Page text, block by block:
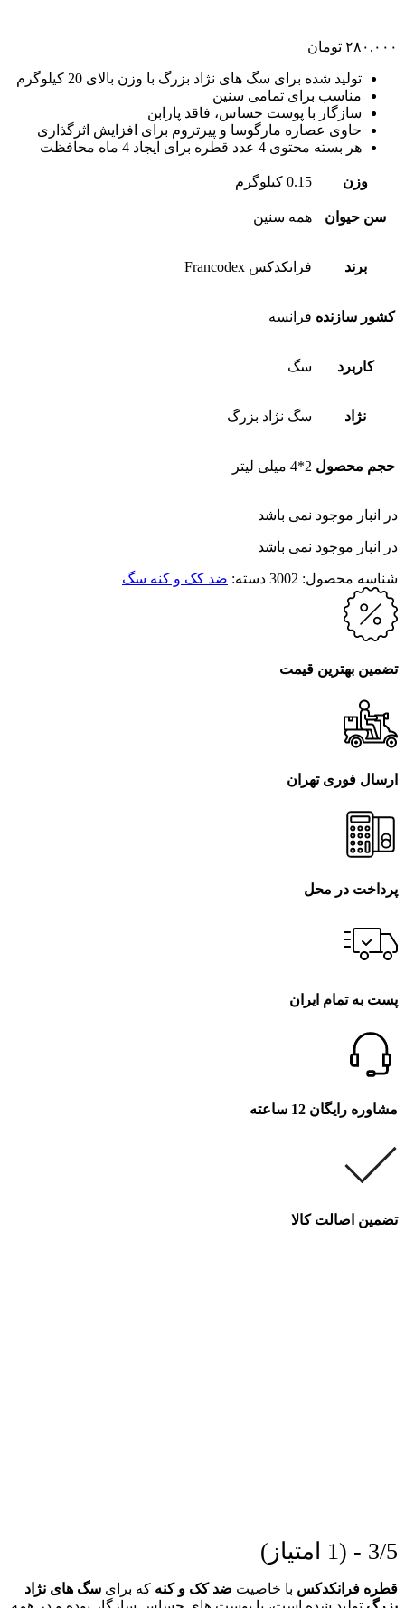
۲۸۰,۰۰۰ تومان
تولید شده برای سگ های نژاد بزرگ با وزن بالای 20 کیلوگرم
مناسب برای تمامی سنین
سازگار با پوست حساس، فاقد پارابن
حاوی عصاره مارگوسا و پیرتروم برای افزایش اثرگذاری
هر بسته محتوی 4 عدد قطره برای ایجاد 4 ماه محافظت
وزن 0.15 کیلوگرم
سن حیوان همه سنین
برند فرانکدکس Francodex
کشور سازنده فرانسه
کاربرد سگ
نژاد سگ نژاد بزرگ
حجم محصول 2*4 میلی لیتر
در انبار موجود نمی باشد
در انبار موجود نمی باشد
شناسه محصول: 3002 دسته: ضد کک و کنه سگ
تضمین بهترین قیمت
ارسال فوری تهران
پرداخت در محل
پست به تمام ایران
مشاوره رایگان 12 ساعته
تضمین اصالت کالا
3/5 - (1 امتیاز)
قطره فرانکدکس با خاصیت ضد کک و کنه که برای سگ های نژاد